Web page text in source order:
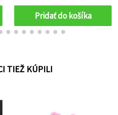
živicu, epoxid, polymérovú
hmotu a sadru
Pridať do košíka
TIEŽ KÚPILI